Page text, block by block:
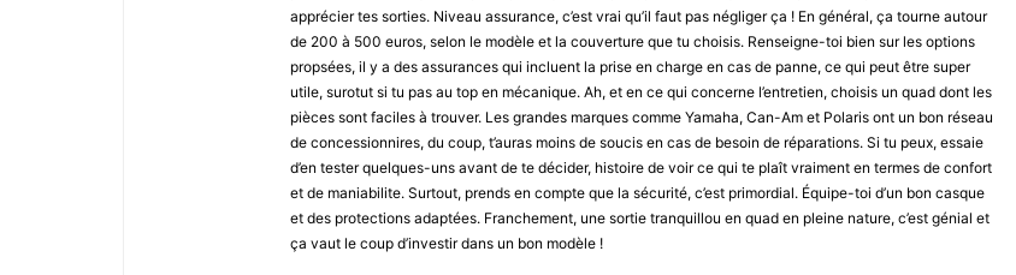
apprécier tes sorties. Niveau assurance, c’est vrai qu’il faut pas négliger ça ! En général, ça tourne autour
de 200 à 500 euros, selon le modèle et la couverture que tu choisis. Renseigne-toi bien sur les options
propsées, il y a des assurances qui incluent la prise en charge en cas de panne, ce qui peut être super
utile, surotut si tu pas au top en mécanique. Ah, et en ce qui concerne l’entretien, choisis un quad dont les
pièces sont faciles à trouver. Les grandes marques comme Yamaha, Can-Am et Polaris ont un bon réseau
de concessionnires, du coup, t’auras moins de soucis en cas de besoin de réparations. Si tu peux, essaie
d’en tester quelques-uns avant de te décider, histoire de voir ce qui te plaît vraiment en termes de confort
et de maniabilite. Surtout, prends en compte que la sécurité, c’est primordial. Équipe-toi d’un bon casque
et des protections adaptées. Franchement, une sortie tranquillou en quad en pleine nature, c’est génial et
ça vaut le coup d’investir dans un bon modèle !